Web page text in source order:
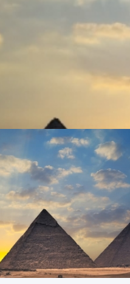
por el nilo en Octubre
el nilo en Octubre Y
por lo cual se pueden